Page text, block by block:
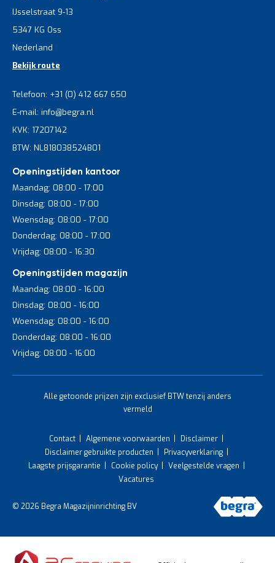
IJsselstraat 9-13
5347 KG Oss
Nederland
Bekijk route
Telefoon: +31 (0) 412 667 650
E-mail: info@begra.nl
KVK: 17207142
BTW: NL818038524B01
Openingstijden kantoor
Maandag: 08:00 - 17:00
Dinsdag: 08:00 - 17:00
Woensdag: 08:00 - 17:00
Donderdag: 08:00 - 17:00
Vrijdag: 08:00 - 16:30
Openingstijden magazijn
Maandag: 08:00 - 16:00
Dinsdag: 08:00 - 16:00
Woensdag: 08:00 - 16:00
Donderdag: 08:00 - 16:00
Vrijdag: 08:00 - 16:00
Alle getoonde prijzen zijn exclusief BTW tenzij anders
vermeld
Contact Algemene voorwaarden
Disclaimer
Disclaimer gebruikte producten
Privacyverklaring
Laagste prijsgarantie
Cookie policy
Veelgestelde vragen
Vacatures
© 2026 Begra Magazijninrichting BV